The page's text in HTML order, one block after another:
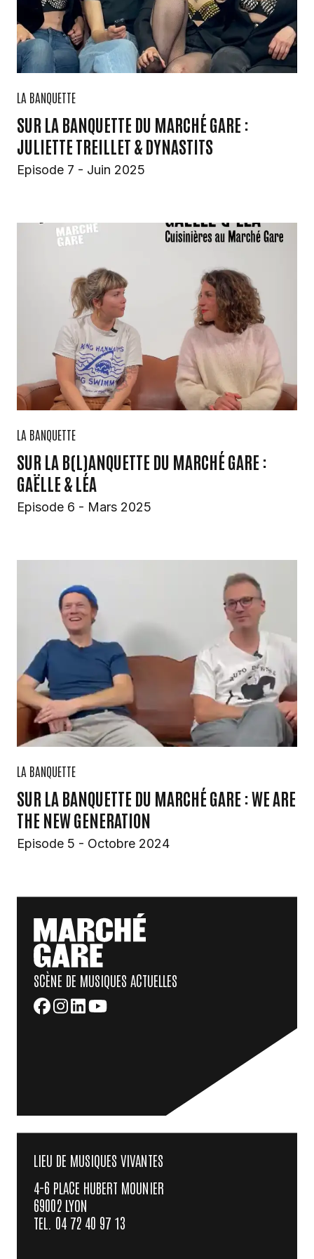
LA BANQUETTE
SUR LA BANQUETTE DU MARCHÉ GARE :
JULIETTE TREILLET & DYNASTITS
Episode 7 - Juin 2025
LA BANQUETTE
SUR LA B(L)ANQUETTE DU MARCHÉ GARE :
GAËLLE & LÉA
Episode 6 - Mars 2025
LA BANQUETTE
SUR LA BANQUETTE DU MARCHÉ GARE : WE ARE
THE NEW GENERATION
Episode 5 - Octobre 2024
SCÈNE DE MUSIQUES ACTUELLES
LIEU DE MUSIQUES VIVANTES
4-6 PLACE HUBERT MOUNIER
69002 LYON
TEL. 04 72 40 97 13